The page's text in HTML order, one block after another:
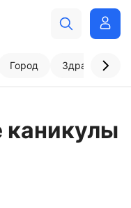
Город
каникулы